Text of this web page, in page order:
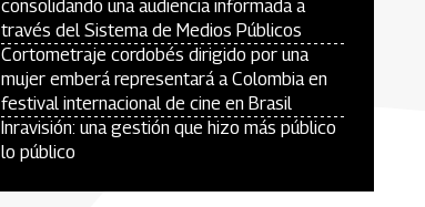
consolidando una audiencia informada a
través del Sistema de Medios Públicos
Cortometraje cordobés dirigido por una
mujer emberá representará a Colombia en
festival internacional de cine en Brasil
Inravisión: una gestión que hizo más público
lo público